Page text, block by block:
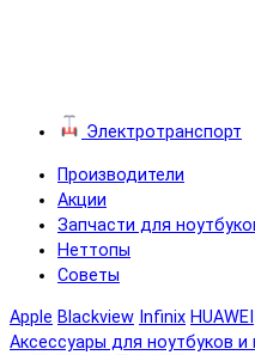
Электротранспорт
Производители
Акции
Запчасти для
Неттопы
Советы
Apple Blackview Infinix HUAWEI
Аксессуары для ноутбуков и